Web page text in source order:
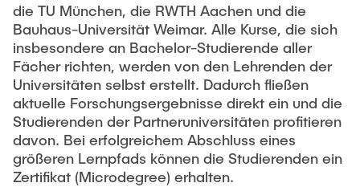
die TU München, die RWTH Aachen und die
Bauhaus-Universität Weimar. Alle Kurse, die sich
insbesondere an Bachelor-Studierende aller
Fächer richten, werden von den Lehrenden der
Universitäten selbst erstellt. Dadurch fließen
aktuelle Forschungsergebnisse direkt ein und die
Studierenden der Partneruniversitäten profitieren
davon. Bei erfolgreichem Abschluss eines
größeren Lernpfads können die Studierenden ein
Zertifikat (Microdegree) erhalten.